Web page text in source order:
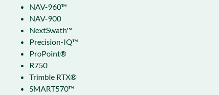
NAV-960™
NAV-900
NextSwath™
Precision-IQ™
ProPoint®
R750
Trimble RTX®
SMART570™